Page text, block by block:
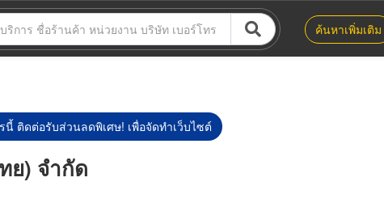
ค้นหาเพิ่มเติม
นี้ ติดต่อรับส่วนลดพิเศษ! เพื่อจัดทำเว็บไซต์
ย) จำกัด